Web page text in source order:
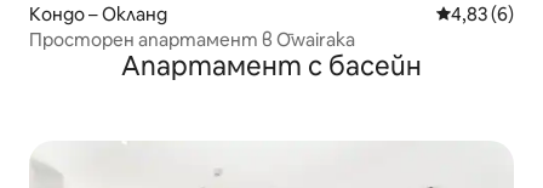
Кондо – Окланд Средна
4,83 (6)
Просторен апартамент в Ōwairaka
Апартамент с басейн